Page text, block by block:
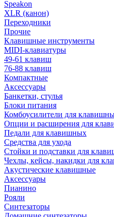
Speakon
XLR (канон)
Переходники
Прочие
Клавишные инструменты
MIDI-клавиатуры
49-61 клавиш
76-88 клавиш
Компактные
Аксессуары
Банкетки, стулья
Блоки питания
Комбоусилители для
Опции и расширения для
Педали для клавишных
Средства для ухода
Стойки и подставки для
Чехлы, кейсы, накидки для
Акустические клавишные
Аксессуары
Пианино
Рояли
Синтезаторы